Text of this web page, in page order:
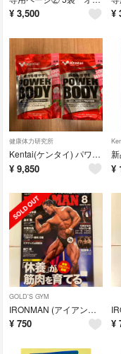
¥ 3,500 ¥
健康体力研究所
Kentai(ケンタイ) パワーボディ100％ホエイプロテイン ストロベリー風味
¥ 9,850 ¥
GOLD'S GYM
IRONMAN (アイアンマン) 2026年 08月号 [雑誌]
¥ 750 ¥